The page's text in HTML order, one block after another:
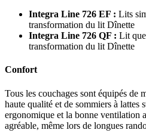
Integra Line 726 EF : Lits
transformation du lit Dînette
Integra Line 726 QF : Lit
transformation du lit Dînette
Confort
Tous les couchages sont équipés de
haute qualité et de sommiers à lattes
ergonomique et la bonne ventilation
agréable, même lors de longues